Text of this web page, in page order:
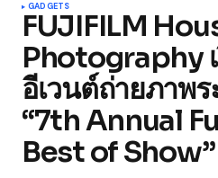
GADGETS
FUJIFILM
Photography
อีเวนต์ถ่ายภาพ
“7th Annual
Best of Show”